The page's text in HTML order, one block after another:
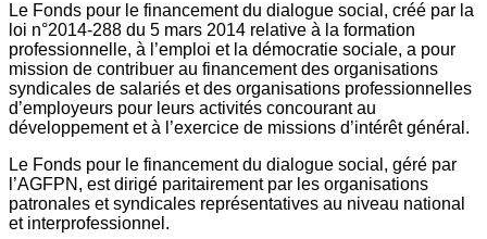
Le Fonds pour le financement du dialogue social, créé par la
loi n°2014-288 du 5 mars 2014 relative à la formation
professionnelle, à l’emploi et la démocratie sociale, a pour
mission de contribuer au financement des organisations
syndicales de salariés et des organisations professionnelles
d’employeurs pour leurs activités concourant au
développement et à l’exercice de missions d’intérêt général.
Le Fonds pour le financement du dialogue social, géré par
l’AGFPN, est dirigé paritairement par les organisations
patronales et syndicales représentatives au niveau national
et interprofessionnel.